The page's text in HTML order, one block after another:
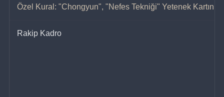
Özel Kural: "Chongyun", "Nefes Tekniği" Yetenek Kartını
Rakip Kadro